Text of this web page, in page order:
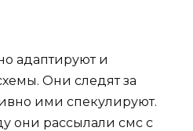
адаптируют и
Они следят за
ими спекулируют.
они рассылали смс с